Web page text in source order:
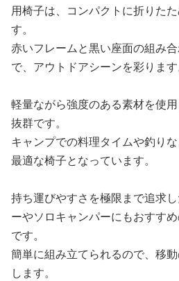
用椅子は、コンパクトに折りた
す。
赤いフレームと黒い座面の組み
で、アウトドアシーンを彩ります
軽量ながら強度のある素材を使
抜群です。
キャンプでの料理タイムや釣り
最適な椅子となっています。
持ち運びやすさを極限まで追求
ーやソロキャンパーにもおすす
です。
簡単に組み立てられるので、移
します。